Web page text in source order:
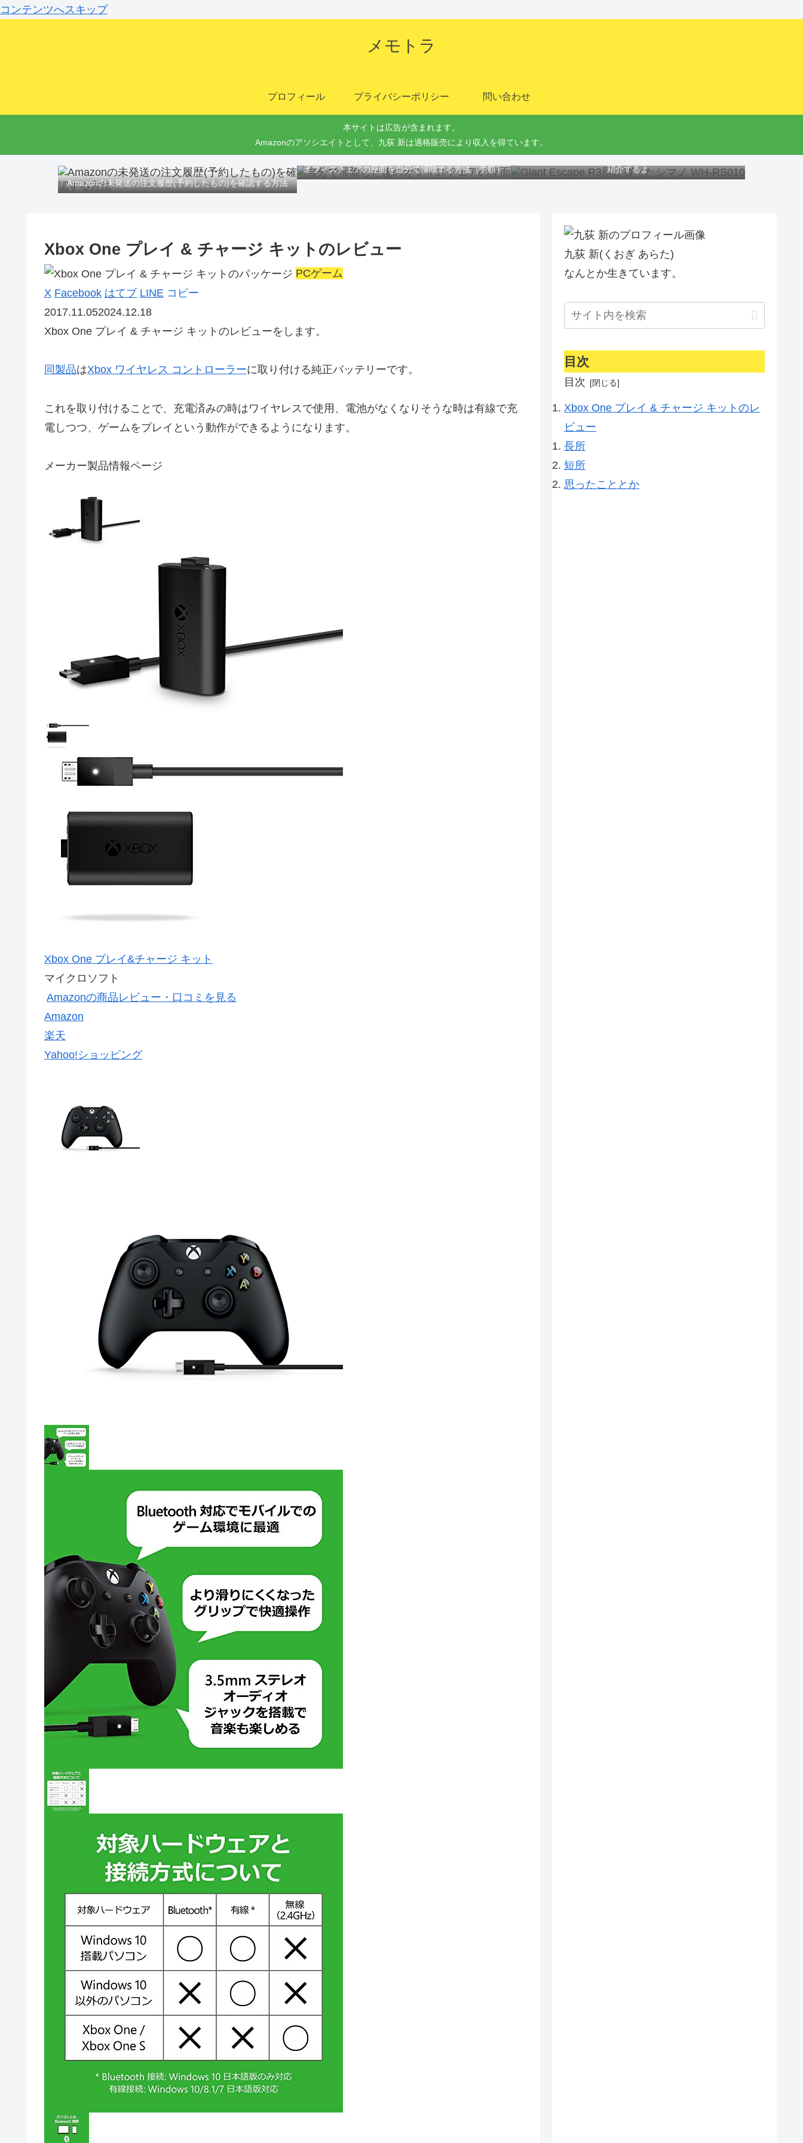
コンテンツへスキップ
メモトラ
プロフィール プライバシーポリシー 問い合わせ
本サイトは広告が含まれます。
Amazonのアソシエイトとして、九荻 新は適格販売により収入を得ています。
Amazonの未発送の注文履歴(予約したもの)を確認する方法
オフィスチェアの座面を自分で掃除する方法（手順）
紹介するよ
Xbox One プレイ & チャージ キットのレビュー
PCゲーム
X Facebook はてブ LINE コピー
2017.11.052024.12.18
Xbox One プレイ & チャージ キットのレビューをします。
同製品はXbox ワイヤレス コントローラーに取り付ける純正バッテリーです。
これを取り付けることで、充電済みの時はワイヤレスで使用、電池がなくなりそうな時は有線で充
電しつつ、ゲームをプレイという動作ができるようになります。
メーカー製品情報ページ
Xbox One プレイ&チャージ キット
マイクロソフト
Amazonの商品レビュー・口コミを見る
Amazon
楽天
Yahoo!ショッピング
九荻 新(くおぎ あらた)
なんとか生きています。
目次
目次
Xbox One プレイ & チャージ キットのレ
ビュー
長所
短所
思ったこととか